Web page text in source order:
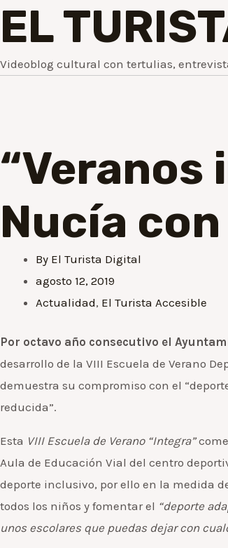
EL
Videoblog cultural con tertulias,
“Veranos
Nucía
By El Turista Digital
agosto 12, 2019
Actualidad, El Turista Accesible
Por octavo año consecutivo el
desarrollo de la VIII Escuela de Verano
demuestra su compromiso con el
reducida”.
Esta VIII Escuela de Verano “Integra”
Aula de Educación Vial del centro
deporte inclusivo, por ello en la medida
todos los niños y fomentar el “deporte
unos escolares que puedas dejar con